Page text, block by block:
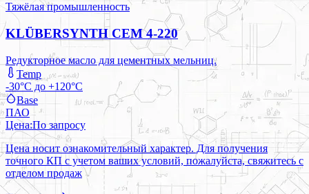
Тяжёлая промышленность
KLÜBERSYNTH CEM 4-220
Редукторное масло для цементных мельниц.
Temp
-30°C до +120°C
Base
ПАО
Цена:По запросу
Цена носит ознакомительный характер. Для получения
точного КП с учетом ваших условий, пожалуйста, свяжитесь с
отделом продаж